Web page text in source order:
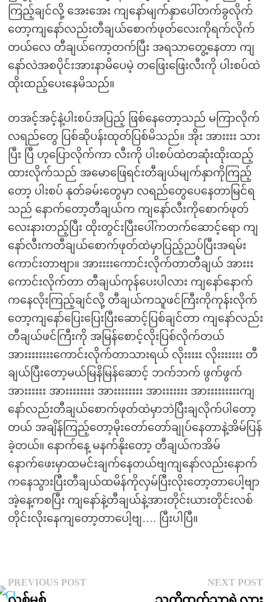
ကြည့်ချင်လို့ အေးအေး ကျနော်မျက်နှာပေါ်တက်ခွလိုက်
တော့ကျနော်လည်းတီချယ်စောက်ဖုတ်လေးကိုရက်လိုက်
တယ်လေ တီချယ်ကော့တက်ပြီး အရသာတွေ့နေတာ ကျ
နော်လဲအစပိုင်းအားနာမိပေမဲ့ တဖြေးဖြေးလီးကို ပါးစပ်ထဲ
ထိုးထည့်ပေးနေမိသည်။
တအင့်အင့်နဲ့ပါးစပ်အပြည့် ဖြစ်နေတော့သည် မကြာလိုက်
လရည်တွေ ပြစ်ဆိုပန်းထုတ်ပြစ်မိသည်။ အိုး အားးးး သား
ပြီး ပြီ ဟုပြောလိုက်ကာ လီးကို ပါးစပ်ထဲတဆုံးထိုးထည့်
ထားလိုက်သည် အမောဖြေရင်းတီချယ်မျက်နှာကိုကြည့်
တော့ ပါးစပ် နုတ်ခမ်းတွေမှာ လရည်တွေပေနေတာမြင်ရ
သည် နောက်တော့တီချယ်က ကျနော်လီးကိုစောက်ဖုတ်
လေးနားတည့်ပြီး ထိုးတွင်းပြီးပေါ်ကတက်ဆောင့်ရော ကျ
နော်လီးကတီချယ်စောက်ဖုတ်ထဲမှာပြည့်ညပ်ပြီးအရမ်း
ကောင်းတာဗျာ။ အားးးးကောင်းလိုက်တာတီချယ် အားးး
ကောင်းလိုက်တာ တီချယ်ကုန်ပေးပါလား ကျနော်နောက်
ကနေလိုးကြည့်ချင်လို့ တီချယ်ကသူဖင်ကြီးကိုကုန်းလိုက်
တော့ကျနော်ပြေးပြေးပြီးဆောင့်ပြစ်ချင်တာ ကျနော်လည်း
တီချယ်ဖင်ကြီးကို အမြန်စောင့်လိုးပြစ်လိုက်တယ်
အားးးးးးးးကောင်းလိုက်တာသားရယ် လိုးးးးး လိုးးးးးးး တီ
ချယ်ပြီးတော့မယ်မြနိမြန်ဆောင့် ဘက်ဘက် ဖွက်ဖွက်
အားးးးးး အားးးးးးးး အားးးးးးးး အားးးးးးး အားးးးးးးးးကျ
နော်လည်းတီချယ်စောက်ဖုတ်ထဲမှာဘဲပြီးချလိုက်ပါတော့
တယ် အချိန်ကြည့်တော့မိုးတော်တော်ချုပ်နေတာနဲ့အိမ်ပြန်
ခဲ့တယ်။ နောက်နေ့ မနက်နိုးတော့ တီချယ်ကအိမ်
နောက်ဖေးမှာထမင်းချက်နေတယ်ဗျကျနော်လည်းနောက်
ကနေသွားပြီးတီချယ်ထမိန်ကိုလှမ်ပြီးလိုးတော့တာပေါ့ဗျာ
အဲ့နေ့ကစပြီး ကျနော်နဲ့တီချယ်နဲ့အားတိုင်းယားတိုင်းလစ်
တိုင်းလိုးနေကျတော့တာပေါ့ဗျ…. ပြီးပါပြီ။
Post
PREVIOUS POSTPrevious
NEXT POST